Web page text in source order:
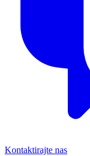
Kontaktirajte nas